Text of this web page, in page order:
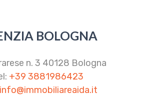
BOLOGNA
n. 3 40128 Bologna
+39 3881986423
info@immobiliareaida.it